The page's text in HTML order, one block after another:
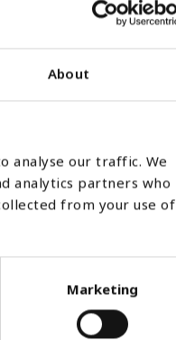
About
analyse our traffic. We
analytics partners who
from your use of
Marketing